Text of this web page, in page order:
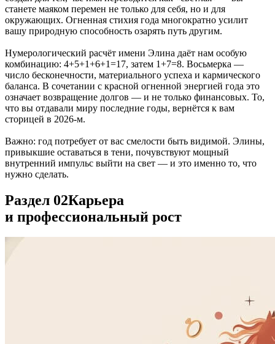
станете маяком перемен не только для себя, но и для
окружающих. Огненная стихия года многократно усилит
вашу природную способность озарять путь другим.
Нумерологический расчёт имени Элина даёт нам особую
комбинацию: 4+5+1+6+1=17, затем 1+7=8. Восьмерка —
число бесконечности, материального успеха и кармического
баланса. В сочетании с красной огненной энергией года это
означает возвращение долгов — и не только финансовых. То,
что вы отдавали миру последние годы, вернётся к вам
сторицей в 2026-м.
Важно: год потребует от вас смелости быть видимой. Элины,
привыкшие оставаться в тени, почувствуют мощный
внутренний импульс выйти на свет — и это именно то, что
нужно сделать.
Раздел 02Карьера
и профессиональный рост